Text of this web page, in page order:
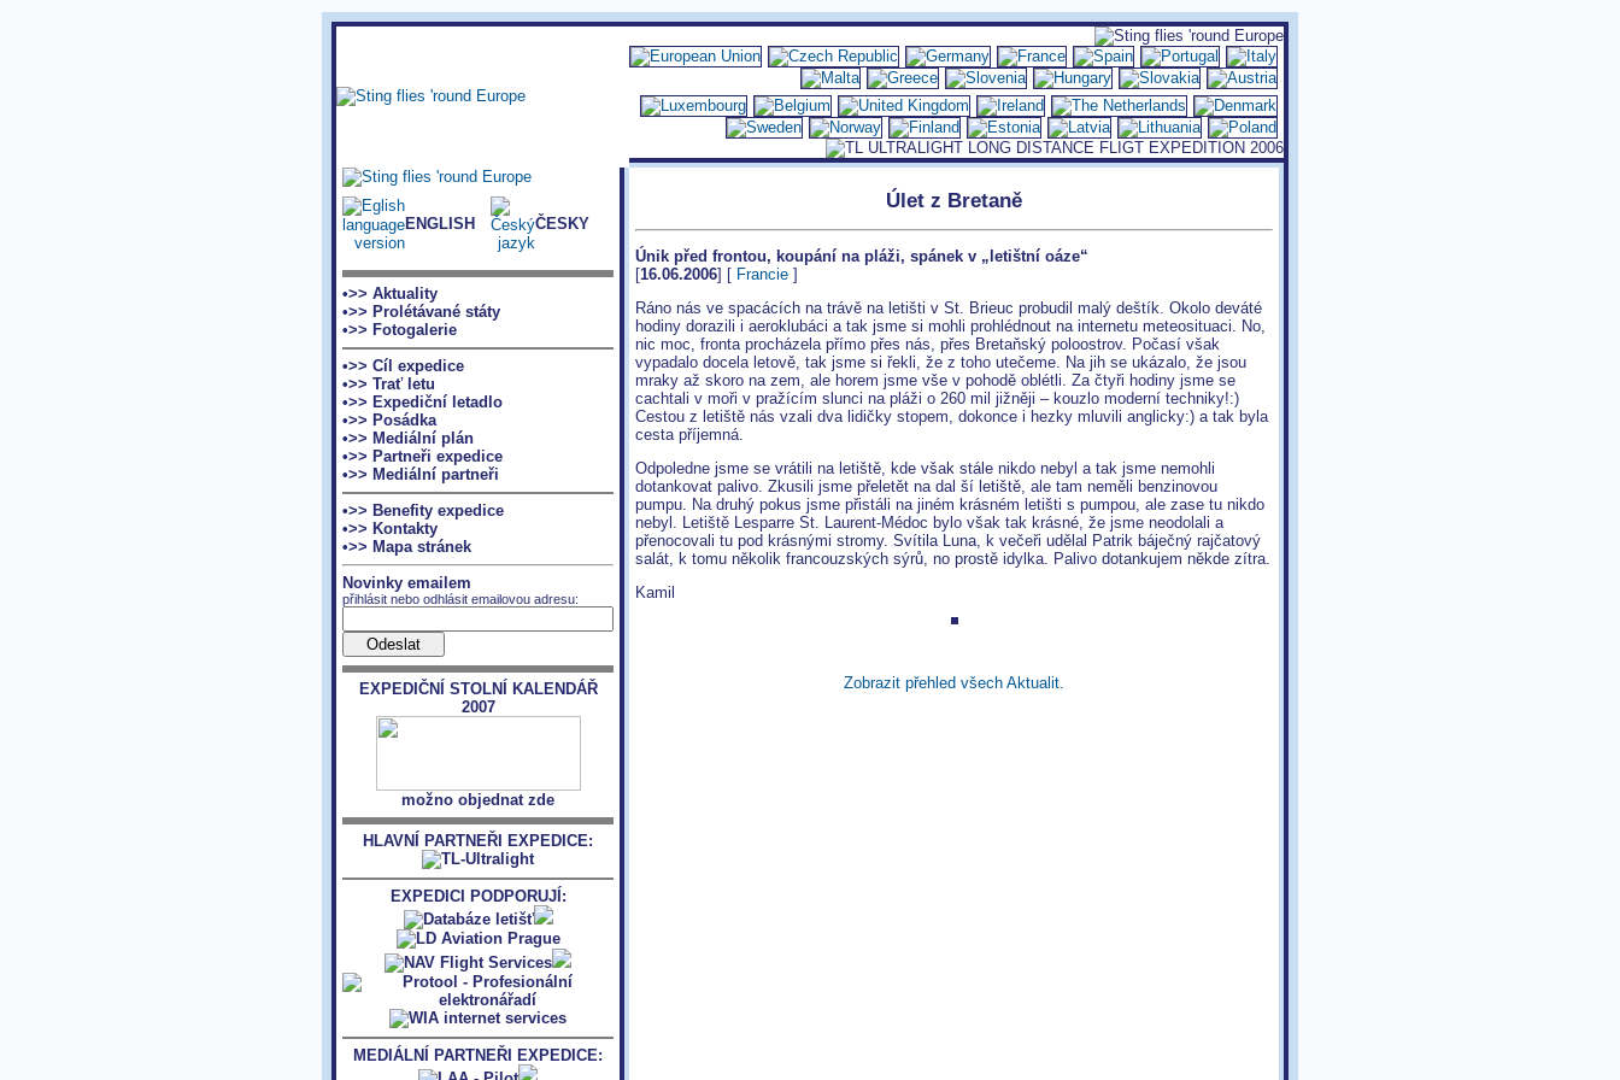
ENGLISH ČESKY
•>> Aktuality
•>> Prolétávané státy
•>> Fotogalerie
•>> Cíl expedice
•>> Trať letu
•>> Expediční letadlo
•>> Posádka
•>> Mediální plán
•>> Partneři expedice
•>> Mediální partneři
•>> Benefity expedice
•>> Kontakty
•>> Mapa stránek
Novinky emailem
přihlásit nebo odhlásit emailovou adresu:
EXPEDIČNÍ STOLNÍ KALENDÁŘ
2007
možno objednat zde
HLAVNÍ PARTNEŘI EXPEDICE:
EXPEDICI PODPORUJÍ:
MEDIÁLNÍ PARTNEŘI EXPEDICE:
Úlet z Bretaně
Únik před frontou, koupání na pláži, spánek v „letištní oáze“
[16.06.2006] [ Francie ]
Ráno nás ve spacácích na trávě na letišti v St. Brieuc probudil malý deštík. Okolo deváté
hodiny dorazili i aeroklubáci a tak jsme si mohli prohlédnout na internetu meteosituaci. No,
nic moc, fronta procházela přímo přes nás, přes Bretaňský poloostrov. Počasí však
vypadalo docela letově, tak jsme si řekli, že z toho utečeme. Na jih se ukázalo, že jsou
mraky až skoro na zem, ale horem jsme vše v pohodě oblétli. Za čtyři hodiny jsme se
cachtali v moři v pražícím slunci na pláži o 260 mil jižněji – kouzlo moderní techniky!:)
Cestou z letiště nás vzali dva lidičky stopem, dokonce i hezky mluvili anglicky:) a tak byla
cesta příjemná.
Odpoledne jsme se vrátili na letiště, kde však stále nikdo nebyl a tak jsme nemohli
dotankovat palivo. Zkusili jsme přeletět na dal ší letiště, ale tam neměli benzinovou
pumpu. Na druhý pokus jsme přistáli na jiném krásném letišti s pumpou, ale zase tu nikdo
nebyl. Letiště Lesparre St. Laurent-Médoc bylo však tak krásné, že jsme neodolali a
přenocovali tu pod krásnými stromy. Svítila Luna, k večeři udělal Patrik báječný rajčatový
salát, k tomu několik francouzských sýrů, no prostě idylka. Palivo dotankujem někde zítra.
Kamil
Zobrazit přehled všech Aktualit.